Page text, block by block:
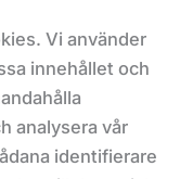
Vi använder
innehållet och
analysera vår
identifierare